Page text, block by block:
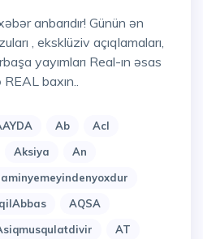
, eksklüziv açıqlamaları,
yayımları Real-ın əsas
baxın..
Ab
Acl
Aksiya
An
AQSA
AT